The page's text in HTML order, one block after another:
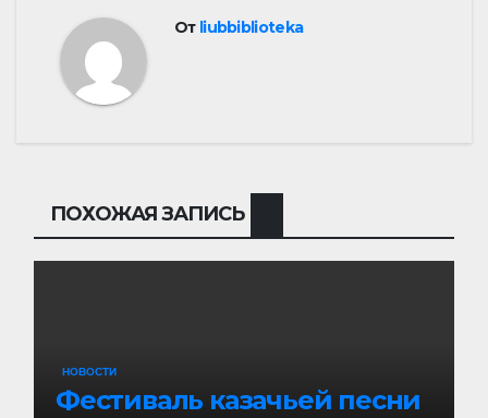
От liubbiblioteka
ПОХОЖАЯ ЗАПИСЬ
НОВОСТИ
Фестиваль казачьей песни